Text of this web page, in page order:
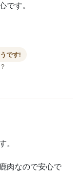
です。
です!
。
肉なので安心で